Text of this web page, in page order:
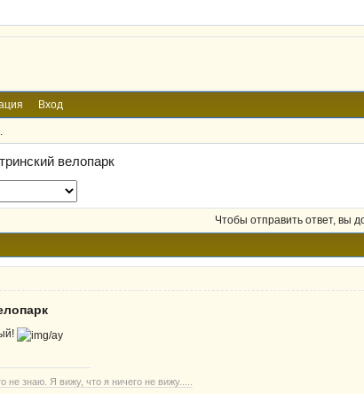
Вход
велопарк
Чтобы отправить ответ, вы
не знаю. Я вижу, что я ничего не вижу.....